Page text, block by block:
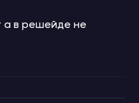
а в решейде не